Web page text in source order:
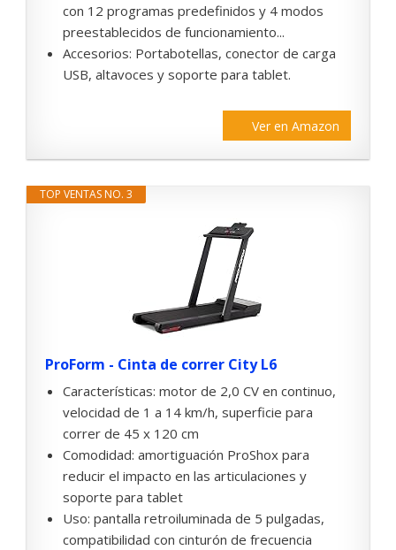
con 12 programas predefinidos y 4 modos
preestablecidos de funcionamiento...
Accesorios: Portabotellas, conector de carga
USB, altavoces y soporte para tablet.
Ver en Amazon
TOP VENTAS NO. 3
ProForm - Cinta de correr City L6
Características: motor de 2,0 CV en continuo,
velocidad de 1 a 14 km/h, superficie para
correr de 45 x 120 cm
Comodidad: amortiguación ProShox para
reducir el impacto en las articulaciones y
soporte para tablet
Uso: pantalla retroiluminada de 5 pulgadas,
compatibilidad con cinturón de frecuencia